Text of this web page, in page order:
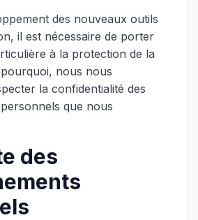
des nouveaux outils
il est nécessaire de porter
à la protection de la
nous nous
la confidentialité des
que nous
des